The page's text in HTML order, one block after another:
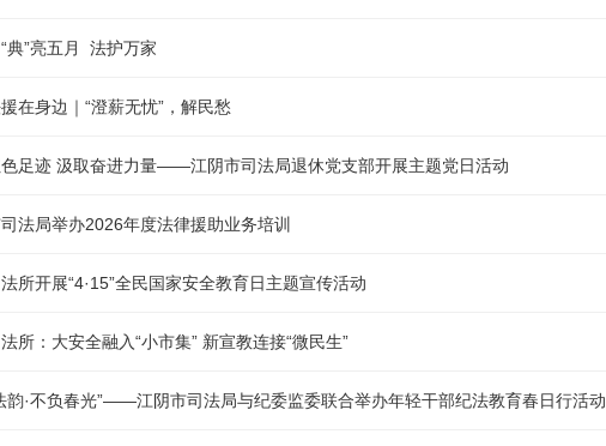
典”亮五月 法护万家
在身边｜“澄薪无忧”，解民愁
足迹 汲取奋进力量——江阴市司法局退休党支部开展主题党日活动
法局举办2026年度法律援助业务培训
所开展“4·15”全民国家安全教育日主题宣传活动
所：大安全融入“小市集” 新宣教连接“微民生”
韵·不负春光”——江阴市司法局与纪委监委联合举办年轻干部纪法教育春日行活动